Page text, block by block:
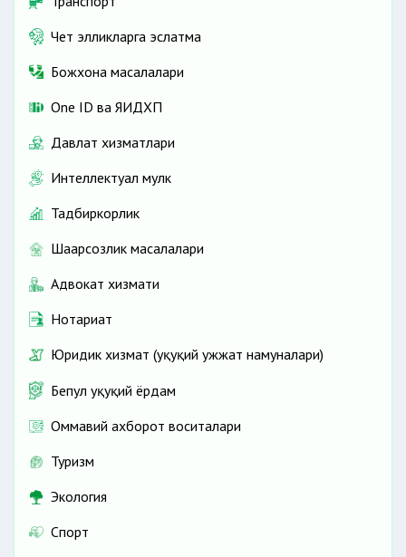
Чет элликларга эслатма
Божхона масалалари
One ID ва ЯИДХП
Давлат хизматлари
Интеллектуал мулк
Тадбиркорлик
Шаҳарсозлик масалалари
Адвокат хизмати
Нотариат
Юридик хизмат (ҳуқуқий ҳужжат намуналари)
Бепул ҳуқуқий ёрдам
Оммавий ахборот воситалари
Туризм
Экология
Спорт